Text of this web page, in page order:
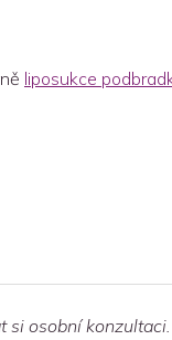
liposukce
osobní